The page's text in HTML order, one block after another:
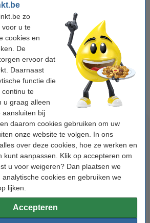
zo
voor u te
cookies en
De
ervoor dat
Daarnaast
functie die
continu te
u graag alleen
aansluiten bij
daarom cookies gebruiken om uw
onze website te volgen. In ons
over deze cookies, hoe ze werken en
kunt aanpassen. Klik op accepteren om
u voor weigeren? Dan plaatsen we
cookies en gebruiken we
lijken.
Accepteren
Bekijk de specificaties en omschrijving
leverbaar
in huis
Bestellen
producten
stuks
123inkt kopieerpapier 1 pak van